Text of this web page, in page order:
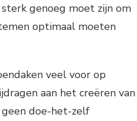
genoeg moet zijn om
optimaal moeten
veel voor op
aan het creëren van
doe-het-zelf